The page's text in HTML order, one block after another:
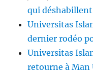
qui
Universitas
dernier rodéo
Universitas
retourne à Man